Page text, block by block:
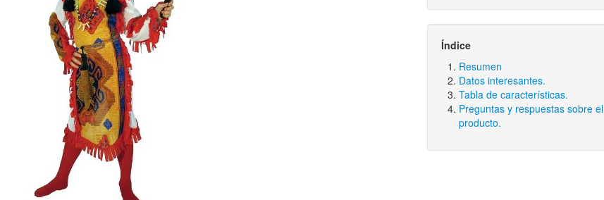
Índice
Resumen
Datos interesantes.
Tabla de características.
Preguntas y respuestas sobre el
producto.